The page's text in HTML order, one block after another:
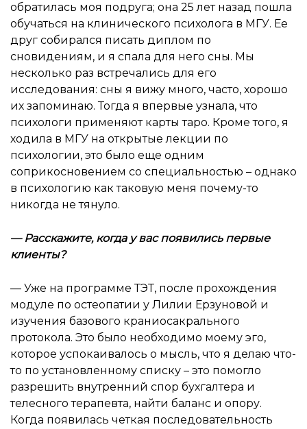
обратилась моя подруга; она 25 лет назад пошла
обучаться на клинического психолога в МГУ. Ее
друг собирался писать диплом по
сновидениям, и я спала для него сны. Мы
несколько раз встречались для его
исследования: сны я вижу много, часто, хорошо
их запоминаю. Тогда я впервые узнала, что
психологи применяют карты таро. Кроме того, я
ходила в МГУ на открытые лекции по
психологии, это было еще одним
соприкосновением со специальностью – однако
в психологию как таковую меня почему-то
никогда не тянуло.
—Расскажите, когда у вас появились первые
клиенты?
— Уже на программе ТЭТ, после прохождения
модуле по остеопатии у Лилии Ерзуновой и
изучения базового краниосакрального
протокола. Это было необходимо моему эго,
которое успокаивалось о мысль, что я делаю что-
то по установленному списку – это помогло
разрешить внутренний спор бухгалтера и
телесного терапевта, найти баланс и опору.
Когда появилась четкая последовательность